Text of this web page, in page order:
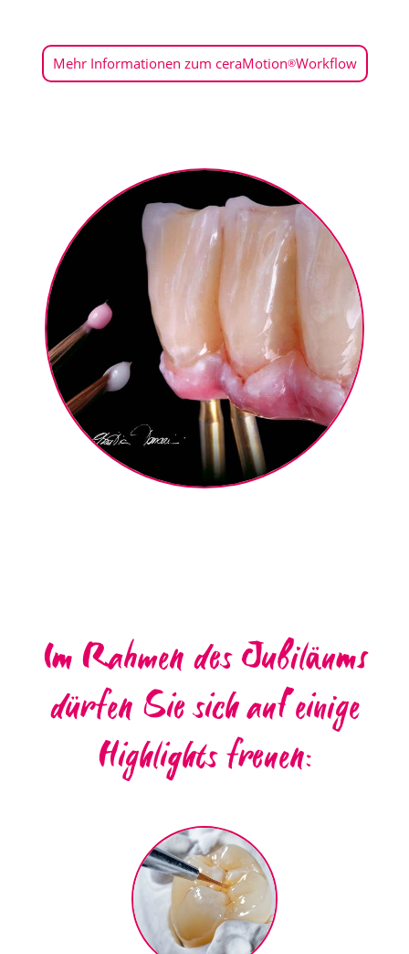
Mehr Informationen zum ceraMotion®Workflow
Im Rahmen des Jubiläums
dürfen Sie sich auf einige
Highlights freuen: